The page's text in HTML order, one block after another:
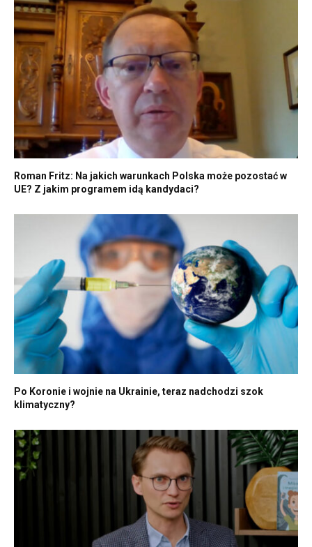
Roman Fritz: Na jakich warunkach Polska może pozostać w
UE? Z jakim programem idą kandydaci?
Po Koronie i wojnie na Ukrainie, teraz nadchodzi szok
klimatyczny?